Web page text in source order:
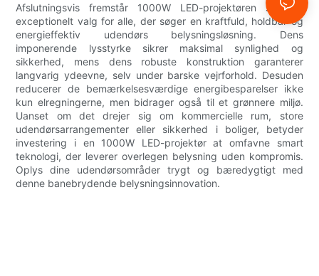
Afslutningsvis fremstår 1000W LED-projektøren som et
exceptionelt valg for alle, der søger en kraftfuld, holdbar og
energieffektiv udendørs belysningsløsning. Dens
imponerende lysstyrke sikrer maksimal synlighed og
sikkerhed, mens dens robuste konstruktion garanterer
langvarig ydeevne, selv under barske vejrforhold. Desuden
reducerer de bemærkelsesværdige energibesparelser ikke
kun elregningerne, men bidrager også til et grønnere miljø.
Uanset om det drejer sig om kommercielle rum, store
udendørsarrangementer eller sikkerhed i boliger, betyder
investering i en 1000W LED-projektør at omfavne smart
teknologi, der leverer overlegen belysning uden kompromis.
Oplys dine udendørsområder trygt og bæredygtigt med
denne banebrydende belysningsinnovation.